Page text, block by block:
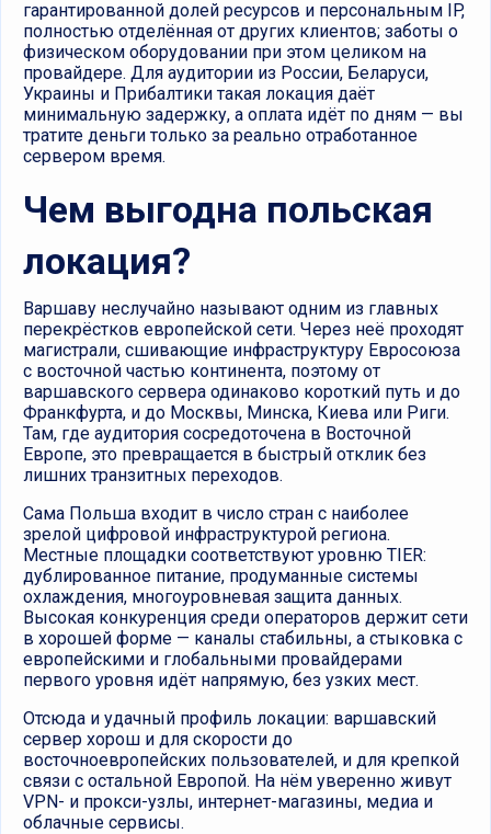
гарантированной долей ресурсов и персональным IP,
полностью отделённая от других клиентов; заботы о
физическом оборудовании при этом целиком на
провайдере. Для аудитории из России, Беларуси,
Украины и Прибалтики такая локация даёт
минимальную задержку, а оплата идёт по дням — вы
тратите деньги только за реально отработанное
сервером время.
Чем выгодна польская
локация?
Варшаву неслучайно называют одним из главных
перекрёстков европейской сети. Через неё проходят
магистрали, сшивающие инфраструктуру Евросоюза
с восточной частью континента, поэтому от
варшавского сервера одинаково короткий путь и до
Франкфурта, и до Москвы, Минска, Киева или Риги.
Там, где аудитория сосредоточена в Восточной
Европе, это превращается в быстрый отклик без
лишних транзитных переходов.
Сама Польша входит в число стран с наиболее
зрелой цифровой инфраструктурой региона.
Местные площадки соответствуют уровню TIER:
дублированное питание, продуманные системы
охлаждения, многоуровневая защита данных.
Высокая конкуренция среди операторов держит сети
в хорошей форме — каналы стабильны, а стыковка с
европейскими и глобальными провайдерами
первого уровня идёт напрямую, без узких мест.
Отсюда и удачный профиль локации: варшавский
сервер хорош и для скорости до
восточноевропейских пользователей, и для крепкой
связи с остальной Европой. На нём уверенно живут
VPN- и прокси-узлы, интернет-магазины, медиа и
облачные сервисы.